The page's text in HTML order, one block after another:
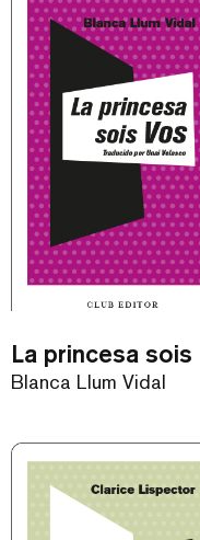
Blanca Llum Vidal